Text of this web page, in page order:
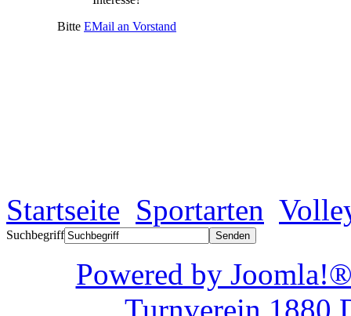
Bitte EMail an Vorstand
Startseite Sportarten
Suchbegriff
Powered by